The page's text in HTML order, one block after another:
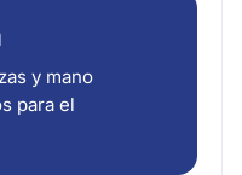
y mano
para el